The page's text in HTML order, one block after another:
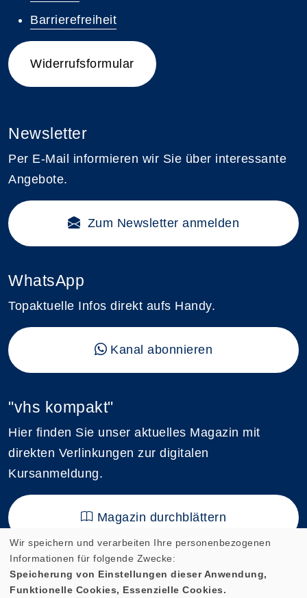
Barrierefreiheit
Widerrufsformular
Newsletter
Per E-Mail informieren wir Sie über interessante
Angebote.
Zum Newsletter anmelden
WhatsApp
Topaktuelle Infos direkt aufs Handy.
Kanal abonnieren
"vhs kompakt"
Hier finden Sie unser aktuelles Magazin mit
direkten Verlinkungen zur digitalen
Kursanmeldung.
Magazin durchblättern
Cookie Einstellungen
Wir speichern und verarbeiten Ihre personenbezogenen
Informationen für folgende Zwecke:
Speicherung von Einstellungen dieser Anwendung,
Funktionelle Cookies, Essenzielle Cookies.